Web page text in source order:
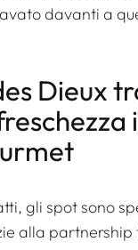
davanti a
Dieux
gli spot sono
alla partnership